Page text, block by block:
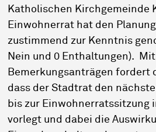
Katholischen Kirchgemeinde
Einwohnerrat hat den
zustimmend zur Kenntnis
Nein und 0 Enthaltungen).
Bemerkungsanträgen fordert
dass der Stadtrat den
bis zur Einwohnerratssitzung
vorlegt und dabei die